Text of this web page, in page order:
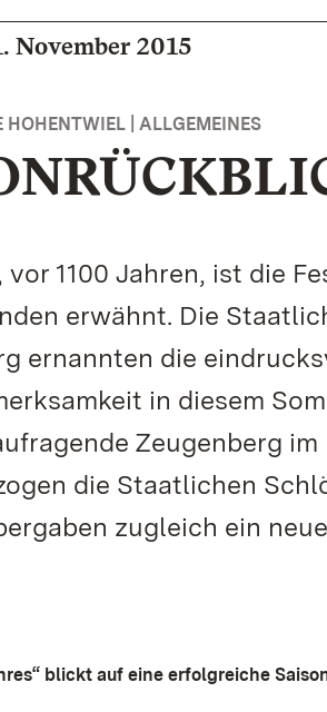
November 2015
HOHENTWIEL | ALLGEMEINES
vor 1100 Jahren, ist die
erwähnt. Die
ernannten die
in diesem
Zeugenberg
die Staatlichen
zugleich ein
blickt auf eine erfolgreiche